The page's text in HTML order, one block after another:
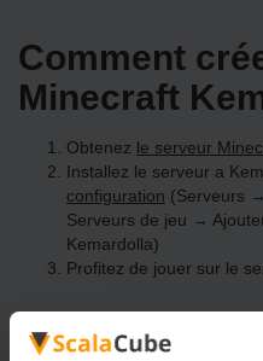
Comment
Minecraft
Obtenez le serveur
Installez le serveur a
configuration (Serveurs
Serveurs de jeu →
Kemardolla)
Profitez de jouer sur le